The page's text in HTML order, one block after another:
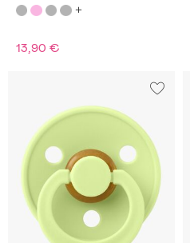
Oak
13,90 €